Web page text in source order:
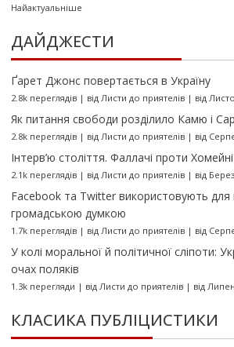
Найактуальніше
ДАЙДЖЕСТИ
Ґарет Джонс повертається в Україну
2.8k переглядів| від Листи до приятелів| від
Як питання свободи розділило Камю і
2.8k переглядів| від Листи до приятелів| від
Інтерв’ю століття. Фаллачі проти Хомейні
2.1k переглядів| від Листи до приятелів| від
Facebook та Twitter використовують для
громадською думкою
1.7k переглядів| від Листи до приятелів| від
У колі моральної й політичної сліпоти:
очах поляків
1.3k перегляди | від Листи до приятелів| від
КЛАСИКА ПУБЛІЦИСТИКИ